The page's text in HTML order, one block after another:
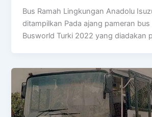
Bus Ramah Lingkungan Anadolu
ditampilkan Pada ajang pameran bus
Busworld Turki 2022 yang diadakan